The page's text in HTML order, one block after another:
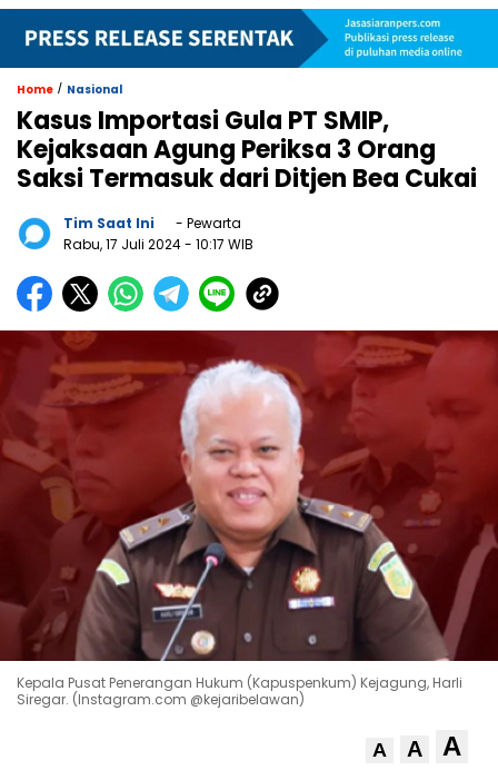
Home / Nasional
Kasus Importasi Gula PT SMIP,
Kejaksaan Agung Periksa 3 Orang
Saksi Termasuk dari Ditjen Bea Cukai
Tim Saat Ini
- Pewarta
Rabu, 17 Juli 2024- 10:17 WIB
Kepala Pusat Penerangan Hukum (Kapuspenkum) Kejagung, Harli
Siregar. (Instagram.com @kejaribelawan)
A A A